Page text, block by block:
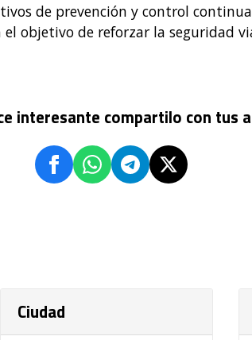
de prevención y control
objetivo de reforzar la seguridad
interesante compartilo con tus
Ciudad